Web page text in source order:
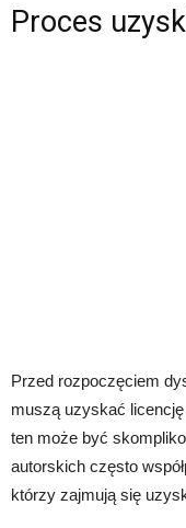
Proces
Przed rozpoczęciem
muszą uzyskać
ten może być
autorskich często
którzy zajmują się